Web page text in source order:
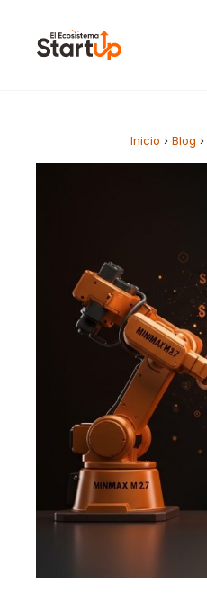
Inicio › Blog ›